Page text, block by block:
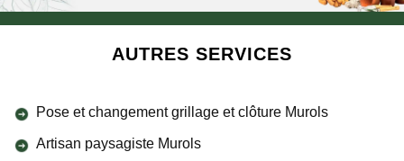
AUTRES SERVICES
Pose et changement grillage et clôture Murols
Artisan paysagiste Murols